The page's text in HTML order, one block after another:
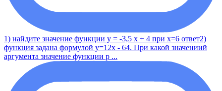
1) найдите значение функции у = -3,5 x + 4 при x=6 ответ2)
функция задана формулой y=12x - 64. При какой значениий
аргумента значение функции р ...